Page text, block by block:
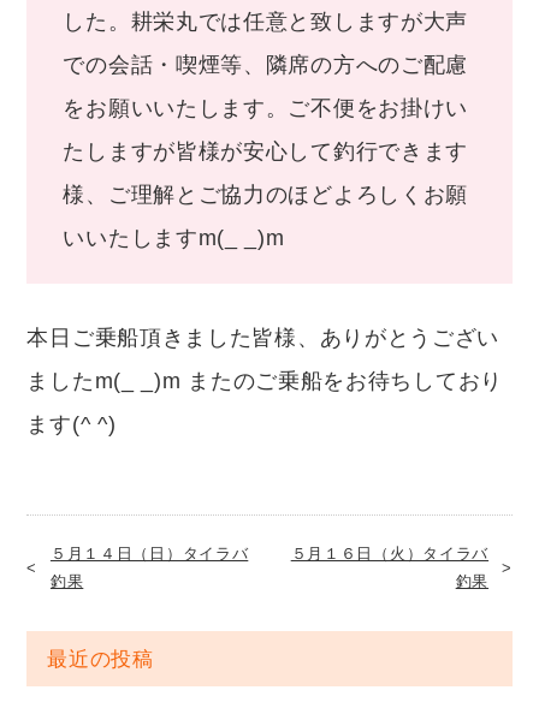
した。耕栄丸では任意と致しますが大声
での会話・喫煙等、隣席の方へのご配慮
をお願いいたします。ご不便をお掛けい
たしますが皆様が安心して釣行できます
様、ご理解とご協力のほどよろしくお願
いいたしますm(_ _)m
本日ご乗船頂きました皆様、ありがとうござい
ましたm(_ _)m またのご乗船をお待ちしており
ます(^ ^)
５月１４日（日）タイラバ
釣果
５月１６日（火）タイラバ
釣果
最近の投稿